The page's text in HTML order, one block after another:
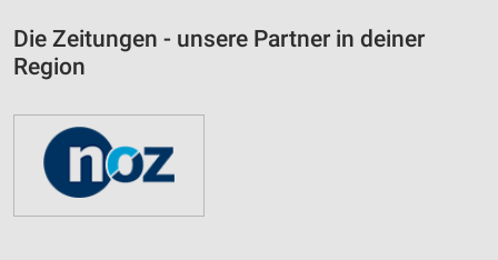
Die Zeitungen - unsere Partner in deiner
Region